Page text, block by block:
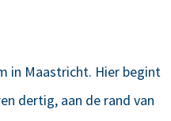
in Maastricht. Hier begint
dertig, aan de rand van